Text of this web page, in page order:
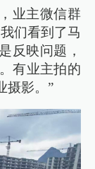
业主微信群
们看到了马
反映问题，
有业主拍的
摄影。”